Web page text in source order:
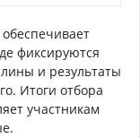
фиксируются
и результаты
Итоги отбора
участникам